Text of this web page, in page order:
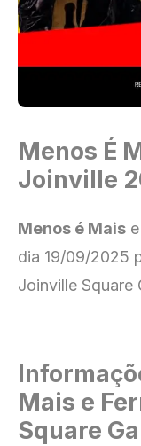
Menos É
Joinville
Menos é Mais
dia 19/09/2025
Joinville Square
Mais e
Square